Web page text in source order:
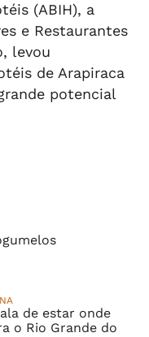
(ABIH), a
e Restaurantes
levou
de Arapiraca
potencial
de estar onde
o Rio Grande do